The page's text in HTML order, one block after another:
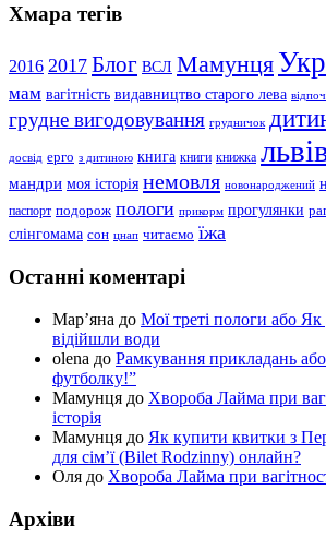
Хмара тегів
2016 2017 Блог ВСЛ Мамунця
мам вагітність видавництво старого лева
грудне вигодовування грудничок
досвід ерго з дитиною книга книги книжка
мандри моя історія немовля новонароджений
паспорт подорож пологи прикорм прогулянки
слінгомама сон цнап читаємо їжа
Останні коментарі
Мар’яна до Мої треті пологи або
відійшли води
olena до Рамкування прикладань або
футболку!”
Мамунця до Хвороба Лайма при
історія
Мамунця до Як купити квитки з
для сім’ї (Bilet Rodzinny) онлайн?
Оля до Хвороба Лайма при
Архіви